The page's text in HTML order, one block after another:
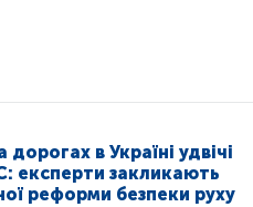
в Україні удвічі
експерти закликають
реформи безпеки руху